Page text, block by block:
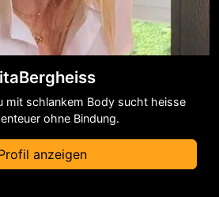
mit schlankem Body sucht heisse
ohne Bindung.
anzeigen